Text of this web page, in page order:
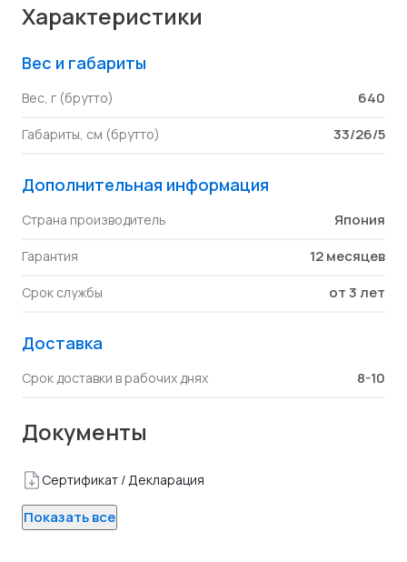
Характеристики
Вес и габариты
Вес, г (брутто) 640
Габариты, см (брутто) 33/26/5
Дополнительная информация
Страна производитель Япония
Гарантия 12 месяцев
Срок службы от 3 лет
Доставка
Срок доставки в рабочих днях 8-10
Документы
Сертификат / Декларация
Показать все